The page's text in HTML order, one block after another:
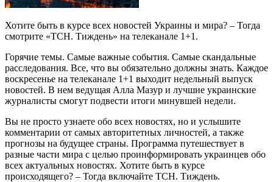
Хотите быть в курсе всех новостей Украины и мира? – Тогда
смотрите «ТСН. Тиждень» на телеканале 1+1.
Горячие темы. Самые важные события. Самые скандальные
расследования. Все, что вы обязательно должны знать. Каждое
воскресенье на телеканале 1+1 выходит недельный выпуск
новостей. В нем ведущая Алла Мазур и лучшие украинские
журналисты смогут подвести итоги минувшей недели.
Вы не просто узнаете обо всех новостях, но и услышите
комментарии от самых авторитетных личностей, а также
прогнозы на будущее страны. Программа путешествует в
разные части мира с целью проинформировать украинцев обо
всех актуальных новостях. Хотите быть в курсе
происходящего? – Тогда включайте ТСН. Тиждень.